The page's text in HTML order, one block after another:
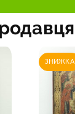
ЗНИЖКА